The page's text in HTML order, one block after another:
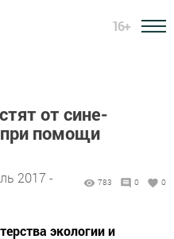
16+
от сине-
помощи
2017 -
783 0 0
экологии и